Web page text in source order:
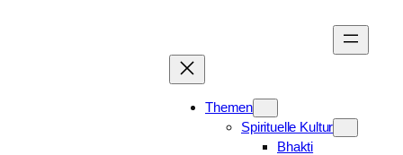
Themen
Spirituelle Kultur
Bhakti